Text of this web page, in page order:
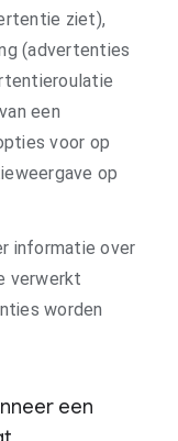
ziet),
(advertenties
een
voor op
op
informatie over
verwerkt
worden
een